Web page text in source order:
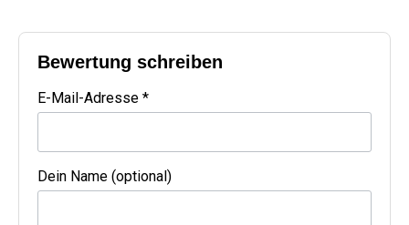
Bewertung schreiben
E-Mail-Adresse *
Dein Name (optional)